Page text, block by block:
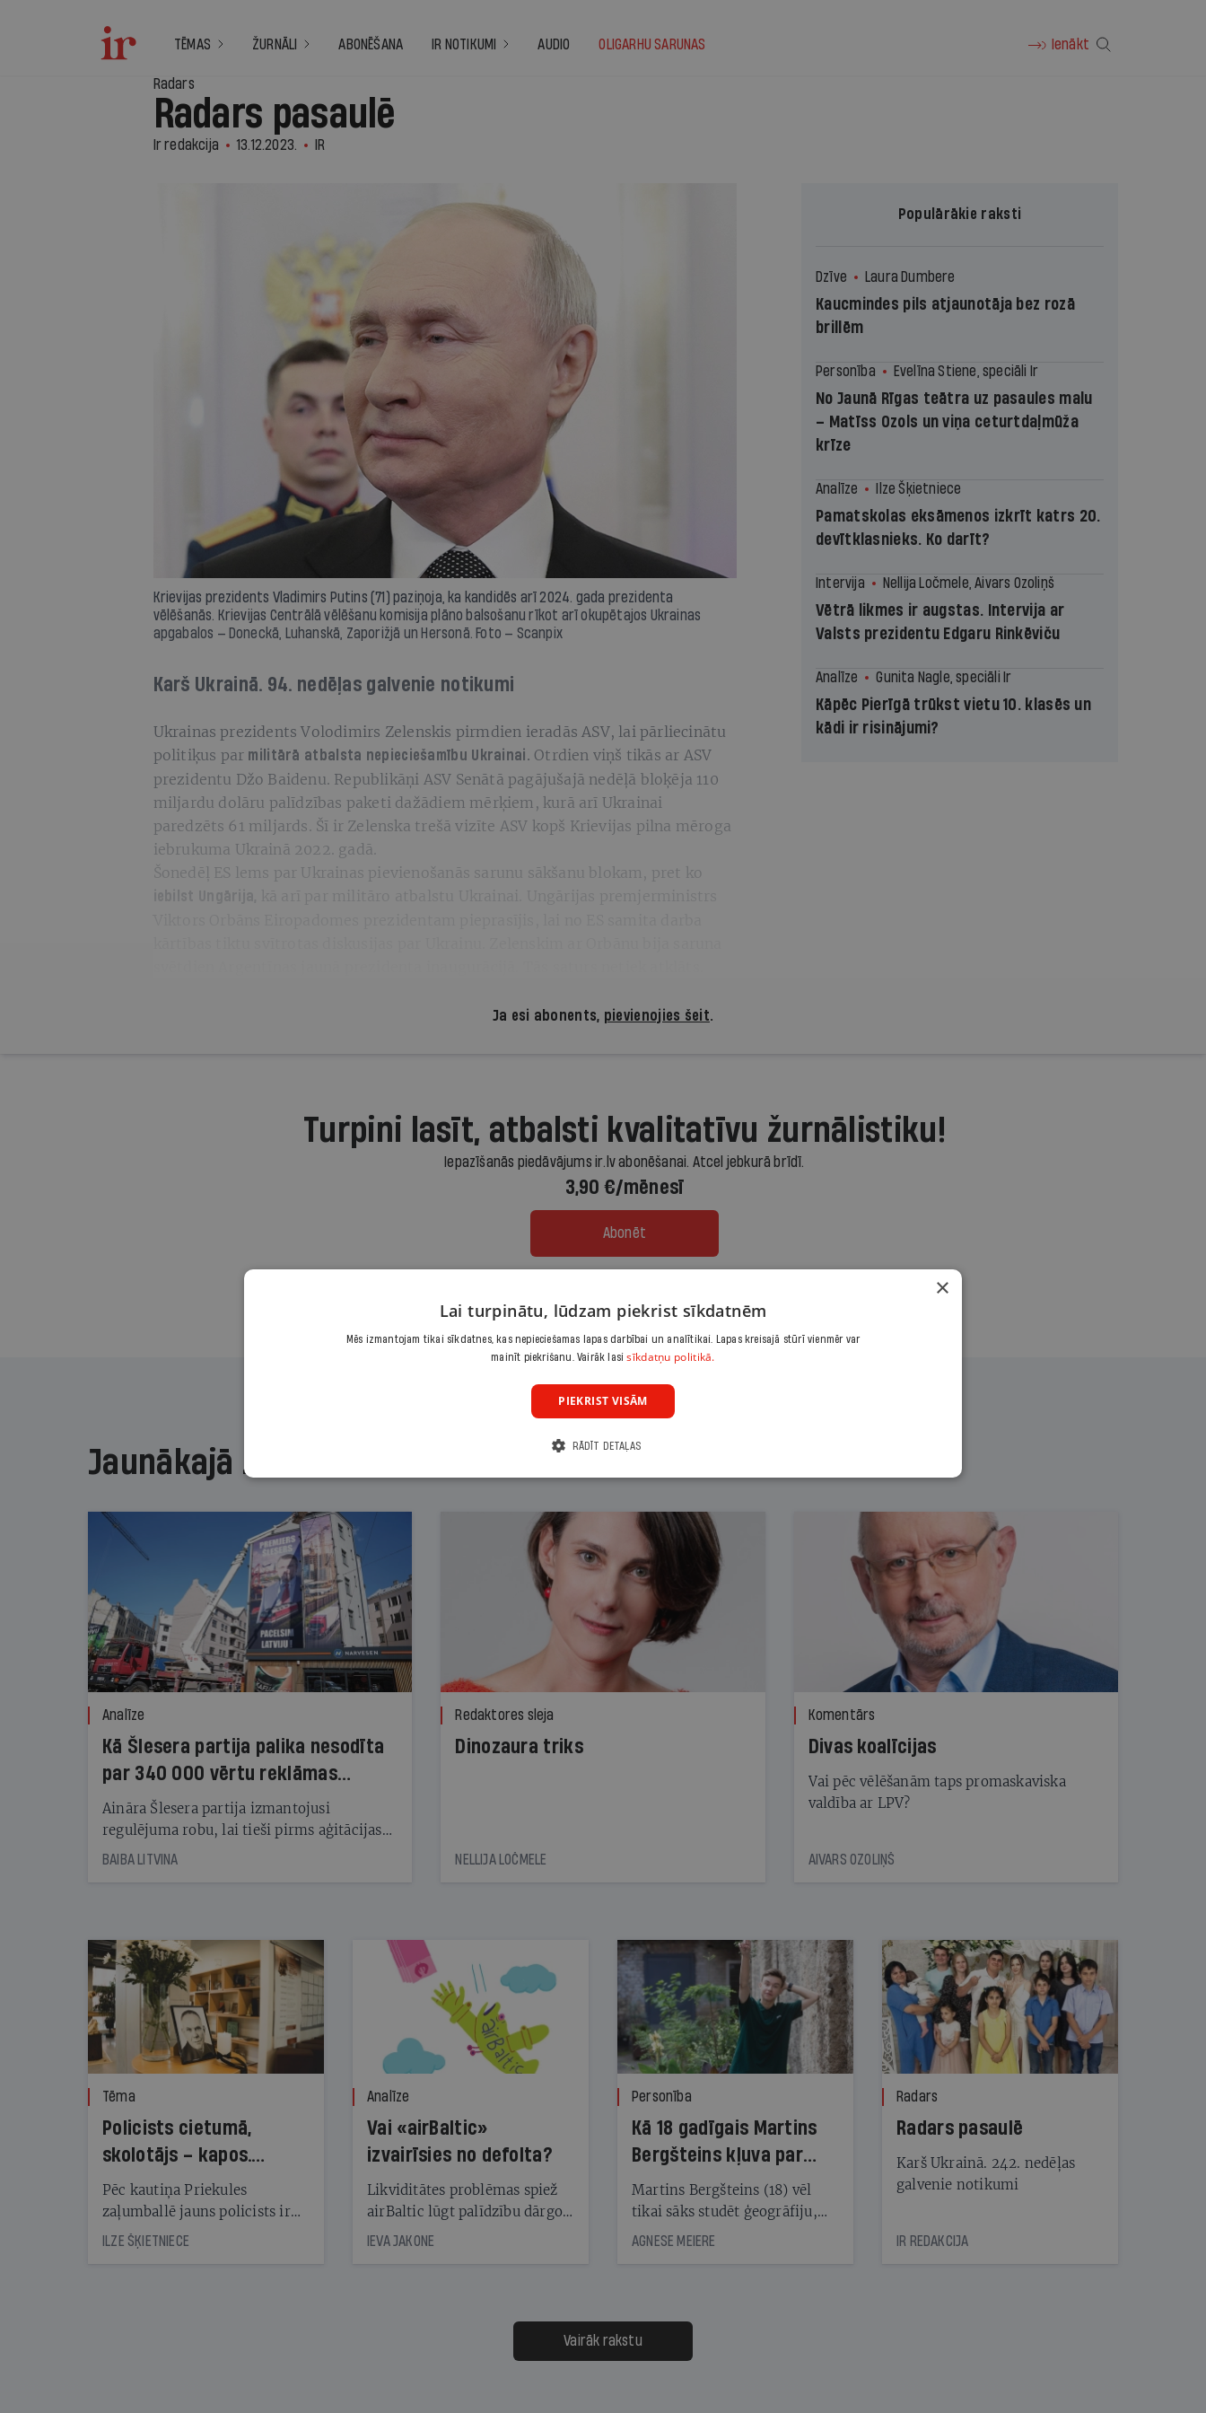
TĒMAS ŽURNĀLI ABONĒŠANA IR NOTIKUMI AUDIO OLIGARHU SARUNAS Ienākt
Radars
Radars pasaulē
Ir redakcija 13.12.2023. IR
Krievijas prezidents Vladimirs Putins (71) paziņoja, ka kandidēs arī 2024. gada prezidenta
vēlēšanās. Krievijas Centrālā vēlēšanu komisija plāno balsošanu rīkot arī okupētajos Ukrainas
apgabalos — Doneckā, Luhanskā, Zaporižjā un Hersonā. Foto — Scanpix
Karš Ukrainā. 94. nedēļas galvenie notikumi
Ukrainas prezidents Volodimirs Zelenskis pirmdien ieradās ASV, lai pārliecinātu
politiķus par militārā atbalsta nepieciešamību Ukrainai. Otrdien viņš tikās ar ASV
prezidentu Džo Baidenu. Republikāņi ASV Senātā pagājušajā nedēļā bloķēja 110
miljardu dolāru palīdzības paketi dažādiem mērķiem, kurā arī Ukrainai
paredzēts 61 miljards. Šī ir Zelenska trešā vizīte ASV kopš Krievijas pilna mēroga
iebrukuma Ukrainā 2022. gadā.
Šonedēļ ES lems par Ukrainas pievienošanās sarunu sākšanu blokam, pret ko
Populārākie raksti
Dzīve Laura Dumbere
Kaucmindes pils atjaunotāja bez rozā
brillēm
Personība Evelīna Stiene, speciāli Ir
No Jaunā Rīgas teātra uz pasaules malu
– Matīss Ozols un viņa ceturtdaļmūža
krīze
Analīze Ilze Šķietniece
Pamatskolas eksāmenos izkrīt katrs 20.
devītklasnieks. Ko darīt?
Intervija Nellija Ločmele, Aivars Ozoliņš
Vētrā likmes ir augstas. Intervija ar
Valsts prezidentu Edgaru Rinkēviču
Analīze Gunita Nagle, speciāli Ir
Kāpēc Pierīgā trūkst vietu 10. klasēs un
kādi ir risinājumi?
Ja esi abonents, pievienojies šeit.
Turpini lasīt, atbalsti kvalitatīvu žurnālistiku!
Iepazīšanās piedāvājums ir.lv abonēšanai. Atcel jebkurā brīdī.
3,90 €/mēnesī
Abonēt
Jaunākajā žurnālā
Analīze
Kā Šlesera partija palika nesodīta
par 340 000 vērtu reklāmas
kampaņu
Aināra Šlesera partija izmantojusi
regulējuma robu, lai tieši pirms aģitācijas
starta izreklamētos par summu, kas
BAIBA LITVINA
Redaktores sleja
Dinozaura triks
NELLIJA LOČMELE
Komentārs
Divas koalīcijas
Vai pēc vēlēšanām taps promaskaviska
valdība ar LPV?
AIVARS OZOLIŅŠ
Tēma
Policists cietumā,
skolotājs – kapos.
Reibuma cena Priekulē
Pēc kautiņa Priekules
zaļumballē jauns policists ir
nonācis cietumā, bet
cienījams pedagogs — kapos.
ILZE ŠĶIETNIECE
Analīze
Vai «airBaltic»
izvairīsies no defolta?
Likviditātes problēmas spiež
airBaltic lūgt palīdzību dārgo
obligāciju turētājiem, taču
samaksāt augstos procentus,
kas jāpārskaita jau trīs dienas
pirms nākamās sapulces
IEVA JAKONE
Personība
Kā 18 gadīgais Martins
Bergšteins kļuva par
laika ziņu seju?
Martins Bergšteins (18) vēl
tikai sāks studēt ģeogrāfiju,
bet viņa sacītajam jau uzticas
uzcītīga darba, mammas
atbalsts un drosme turpināt
meteovērojumus arī tad, kad
AGNESE MEIERE
Radars
Radars pasaulē
Karš Ukrainā. 242. nedēļas
galvenie notikumi
IR REDAKCIJA
Vairāk rakstu
×
Lai turpinātu, lūdzam piekrist sīkdatnēm
Mēs izmantojam tikai sīkdatnes, kas nepieciešamas lapas darbībai un analītikai. Lapas kreisajā stūrī vienmēr var
mainīt piekrišanu. Vairāk lasisīkdatņu politikā.
PIEKRIST VISĀM
RĀDĪT DETAĻAS